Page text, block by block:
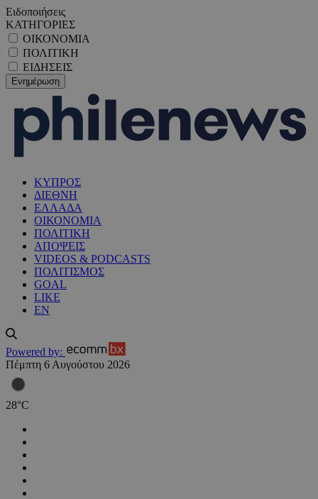
Ειδοποιήσεις
ΚΑΤΗΓΟΡΙΕΣ
ΟΙΚΟΝΟΜΙΑ
ΠΟΛΙΤΙΚΗ
ΕΙΔΗΣΕΙΣ
ΚΥΠΡΟΣ
ΔΙΕΘΝΗ
ΕΛΛΑΔΑ
ΟΙΚΟΝΟΜΙΑ
ΠΟΛΙΤΙΚΗ
ΑΠΟΨΕΙΣ
VIDEOS & PODCASTS
ΠΟΛΙΤΙΣΜΟΣ
GOAL
LIKE
EN
Powered by:
Πέμπτη 6 Αυγούστου 2026
28°C